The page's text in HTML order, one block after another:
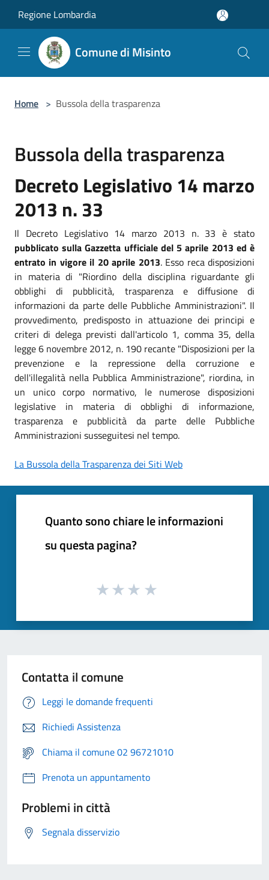
Regione Lombardia
Comune di Misinto
Home > Bussola della trasparenza
Bussola della trasparenza
Decreto Legislativo 14 marzo
2013 n. 33
Il Decreto Legislativo 14 marzo 2013 n. 33 è stato
pubblicato sulla Gazzetta ufficiale del 5 aprile 2013 ed è
entrato in vigore il 20 aprile 2013. Esso reca disposizioni
in materia di "Riordino della disciplina riguardante gli
obblighi di pubblicità, trasparenza e diffusione di
informazioni da parte delle Pubbliche Amministrazioni". Il
provvedimento, predisposto in attuazione dei principi e
criteri di delega previsti dall'articolo 1, comma 35, della
legge 6 novembre 2012, n. 190 recante "Disposizioni per la
prevenzione e la repressione della corruzione e
dell'illegalità nella Pubblica Amministrazione", riordina, in
un unico corpo normativo, le numerose disposizioni
legislative in materia di obblighi di informazione,
trasparenza e pubblicità da parte delle Pubbliche
Amministrazioni susseguitesi nel tempo.
La Bussola della Trasparenza dei Siti Web
Quanto sono chiare le informazioni
su questa pagina?
Contatta il comune
Leggi le domande frequenti
Richiedi Assistenza
Chiama il comune 02 96721010
Prenota un appuntamento
Problemi in città
Segnala disservizio